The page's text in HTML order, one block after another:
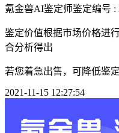
氪金兽AI鉴定师鉴定编号 :
鉴定价值根据市场价格进
合分析得出
若您着急出售，可降低鉴
2021-11-15 12:27:54